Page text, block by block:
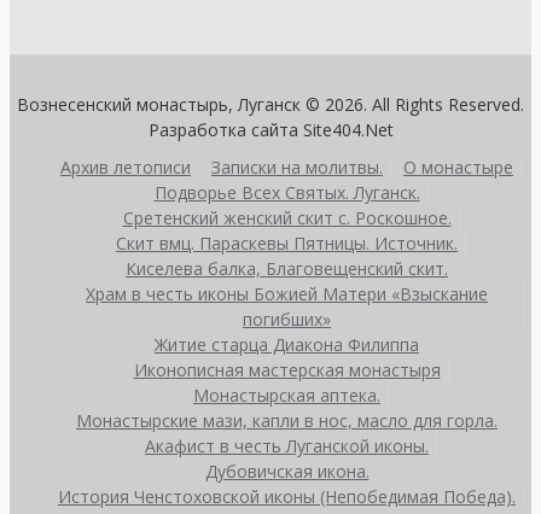
Вознесенский монастырь, Луганск © 2026. All Rights Reserved.
Разработка сайта Site404.Net
Архив летописи
Записки на молитвы.
О монастыре
Подворье Всех Святых. Луганск.
Сретенский женский скит с. Роскошное.
Скит вмц. Параскевы Пятницы. Источник.
Киселева балка, Благовещенский скит.
Храм в честь иконы Божией Матери «Взыскание
погибших»
Житие старца Диакона Филиппа
Иконописная мастерская монастыря
Монастырская аптека.
Монастырские мази, капли в нос, масло для горла.
Акафист в честь Луганской иконы.
Дубовичская икона.
История Ченстоховской иконы (Непобедимая Победа).